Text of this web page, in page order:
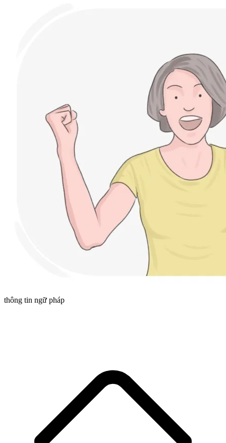
thông tin ngữ pháp